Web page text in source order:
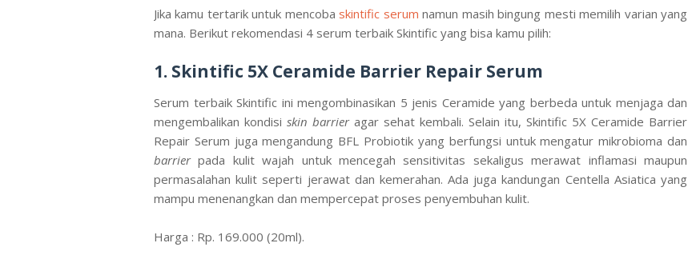
Jika kamu tertarik untuk mencobaskintific serum namun masih bingung mesti memilih varian yang
mana. Berikut rekomendasi 4 serum terbaik Skintific yang bisa kamu pilih:
1. Skintific 5X Ceramide Barrier Repair Serum
Serum terbaik Skintific ini mengombinasikan 5 jenis Ceramide yang berbeda untuk menjaga dan
mengembalikan kondisi skin barrieragar sehat kembali. Selain itu, Skintific 5X Ceramide Barrier
Repair Serum juga mengandung BFL Probiotik yang berfungsi untuk mengatur mikrobioma dan
barrierpada kulit wajah untuk mencegah sensitivitas sekaligus merawat inflamasi maupun
permasalahan kulit seperti jerawat dan kemerahan. Ada juga kandungan Centella Asiatica yang
mampu menenangkan dan mempercepat proses penyembuhan kulit.
Harga : Rp. 169.000 (20ml).